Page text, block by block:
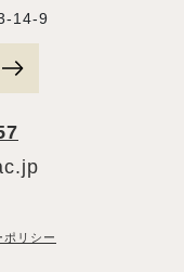
14-9
ポリシー